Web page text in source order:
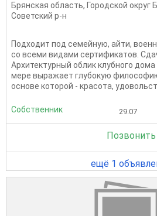
Брянская область, Городской округ
Советский р-н
Подходит под семейную, айти,
со всеми видами сертификатов.
Архитектурный облик клубного
мере выражает глубокую
основе которой - красота,
Собственник 29.07
Позвонить
ещё 1